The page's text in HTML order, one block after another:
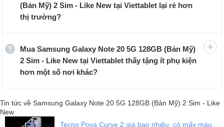
(Bản Mỹ) 2 Sim - Like New tại Viettablet lại rẻ hơn
thị trường?
Mua Samsung Galaxy Note 20 5G 128GB (Bản Mỹ)
2 Sim - Like New tại Viettablet thấy tặng ít phụ kiện
hơn một số nơi khác?
Tin tức về Samsung Galaxy Note 20 5G 128GB (Bản Mỹ) 2 Sim - Like
New
Tecno Pova Curve 2 giá bao nhiêu, có mấy màu,